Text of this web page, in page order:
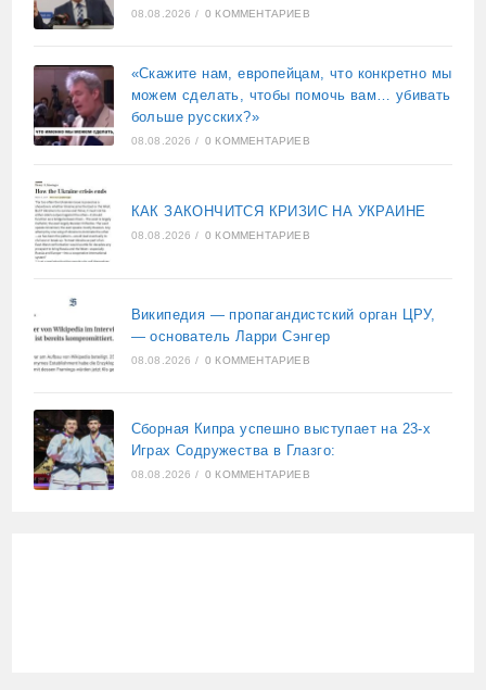
08.08.2026 / 0 КОММЕНТАРИЕВ
«Скажите нам, европейцам, что конкретно мы
можем сделать, чтобы помочь вам… убивать
больше русских?»
08.08.2026 / 0 КОММЕНТАРИЕВ
КАК ЗАКОНЧИТСЯ КРИЗИС НА УКРАИНЕ
08.08.2026 / 0 КОММЕНТАРИЕВ
Википедия — пропагандистский орган ЦРУ,
— основатель Ларри Сэнгер
08.08.2026 / 0 КОММЕНТАРИЕВ
Сборная Кипра успешно выступает на 23-х
Играх Содружества в Глазго:
08.08.2026 / 0 КОММЕНТАРИЕВ